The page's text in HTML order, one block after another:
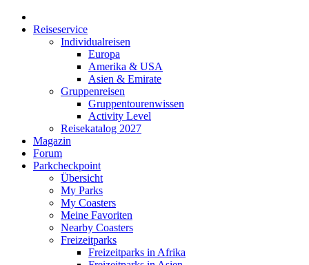
Reiseservice
Individualreisen
Europa
Amerika & USA
Asien & Emirate
Gruppenreisen
Gruppentourenwissen
Activity Level
Reisekatalog 2027
Magazin
Forum
Parkcheckpoint
Übersicht
My Parks
My Coasters
Meine Favoriten
Nearby Coasters
Freizeitparks
Freizeitparks in Afrika